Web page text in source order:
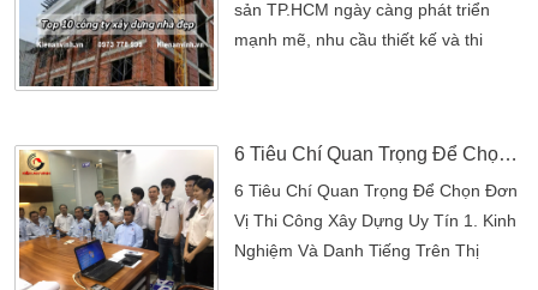
nhiều ưu điểm nổi bật về kỹ thuật,
kinh tế và độ bền công […]
sản TP.HCM ngày càng phát triển
mạnh mẽ, nhu cầu thiết kế và thi
đại, cho đến nhà hàng, khách sạn,
quán café, tất cả đều cần bàn tay
khéo léo của những đơn vị xây dựng
chuyên nghiệp.Bài viết hôm nay sẽ
6 Tiêu Chí Quan Trọng Để Chọn Đơn Vị Thi Công Xây Dựng Uy Tín
6 Tiêu Chí Quan Trọng Để Chọn Đơn
Vị Thi Công Xây Dựng Uy Tín 1. Kinh
Nghiệm Và Danh Tiếng Trên Thị